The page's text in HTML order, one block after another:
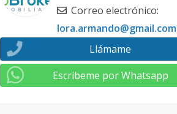
Correo electrónico:
lora.armando@gmail.com
Llámame
Escribeme por Whatsapp